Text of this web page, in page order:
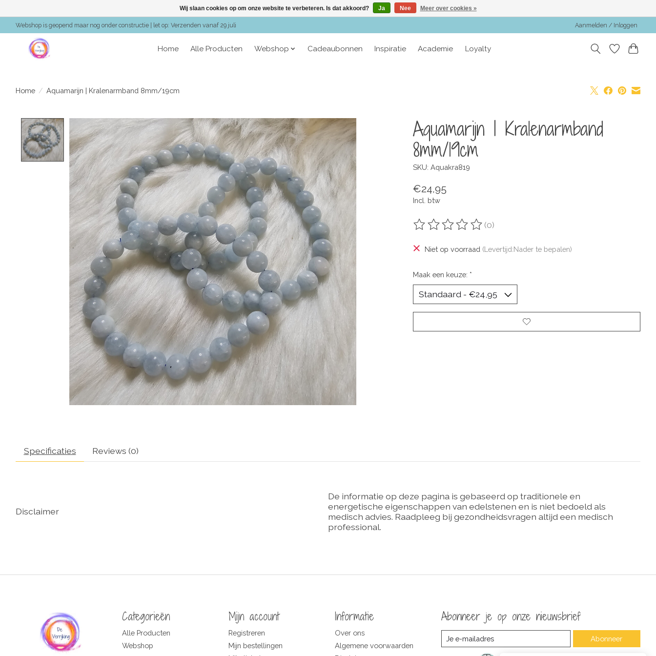
Webshop is geopend maar nog onder constructie | let op: Verzenden vanaf 29 juli Aanmelden / Inloggen
Home Alle Producten Webshop Cadeaubonnen Inspiratie Academie Loyalty
Home / Aquamarijn | Kralenarmband 8mm/19cm
Product image slideshow Items
Aquamarijn | Kralenarmband
8mm/19cm
SKU: Aquakra819
€24,95
Incl. btw
De beoordeling van dit product is
(0)
Niet op voorraad (Levertijd:Nader te bepalen)
Maak een keuze: *
Specificaties Reviews (0)
Disclaimer
De informatie op deze pagina is gebaseerd op traditionele en
energetische eigenschappen van edelstenen en is niet bedoeld als
medisch advies. Raadpleeg bij gezondheidsvragen altijd een medisch
professional.
Categorieën
Alle Producten
Webshop
Mijn account
Registreren
Mijn bestellingen
Informatie
Over ons
Algemene voorwaarden
Abonneer je op onze nieuwsbrief
Abonneer
Wij slaan cookies op om onze website te verbeteren. Is dat akkoord? Ja Nee Meer over cookies »